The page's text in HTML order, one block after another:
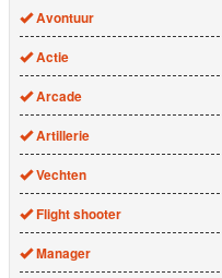
Avontuur
Actie
Arcade
Artillerie
Vechten
Flight shooter
Manager